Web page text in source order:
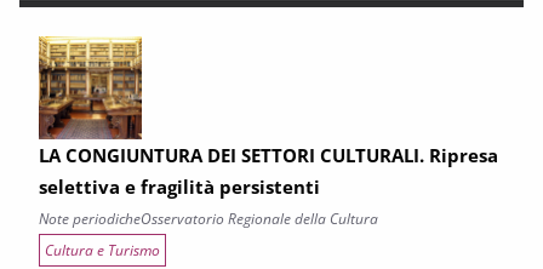
LA CONGIUNTURA DEI SETTORI CULTURALI. Ripresa
selettiva e fragilità persistenti
Note periodicheOsservatorio Regionale della Cultura
Cultura e Turismo